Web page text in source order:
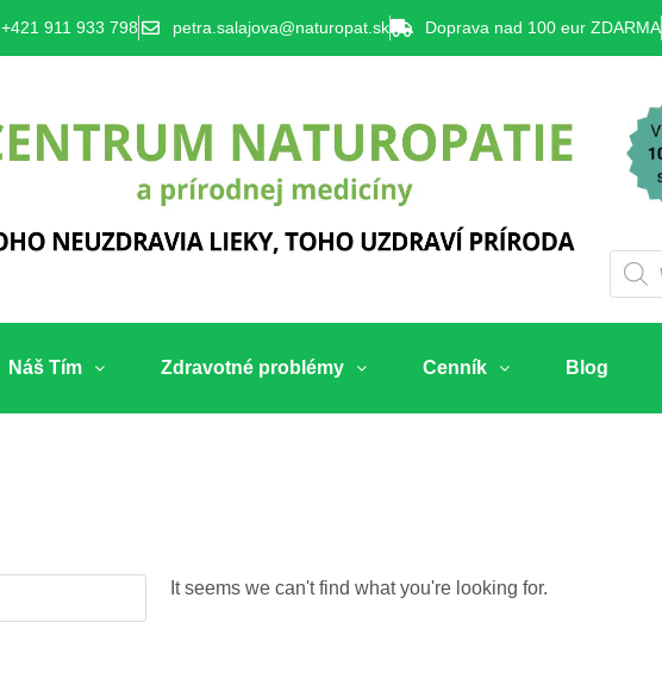
+421 911 933 798 petra.salajova@naturopat.sk Doprava nad 100 eur ZDARMA
Náš Tím Zdravotné problémy Cenník Blog
It seems we can't find what you're looking for.